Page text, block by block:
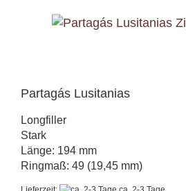
Partagás Lusitanias
Longfiller
Stark
Länge: 194 mm
Ringmaß: 49 (19,45 mm)